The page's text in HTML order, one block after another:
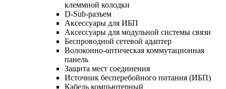
клеммной колодки
D-Sub-разъем
Аксессуары для ИБП
Аксессуары для модульной системы связи
Беспроводной сетевой адаптер
Волоконно-оптическая коммутационная
панель
Защита мест соединения
Источник бесперебойного питания (ИБП)
Кабель компьютерный